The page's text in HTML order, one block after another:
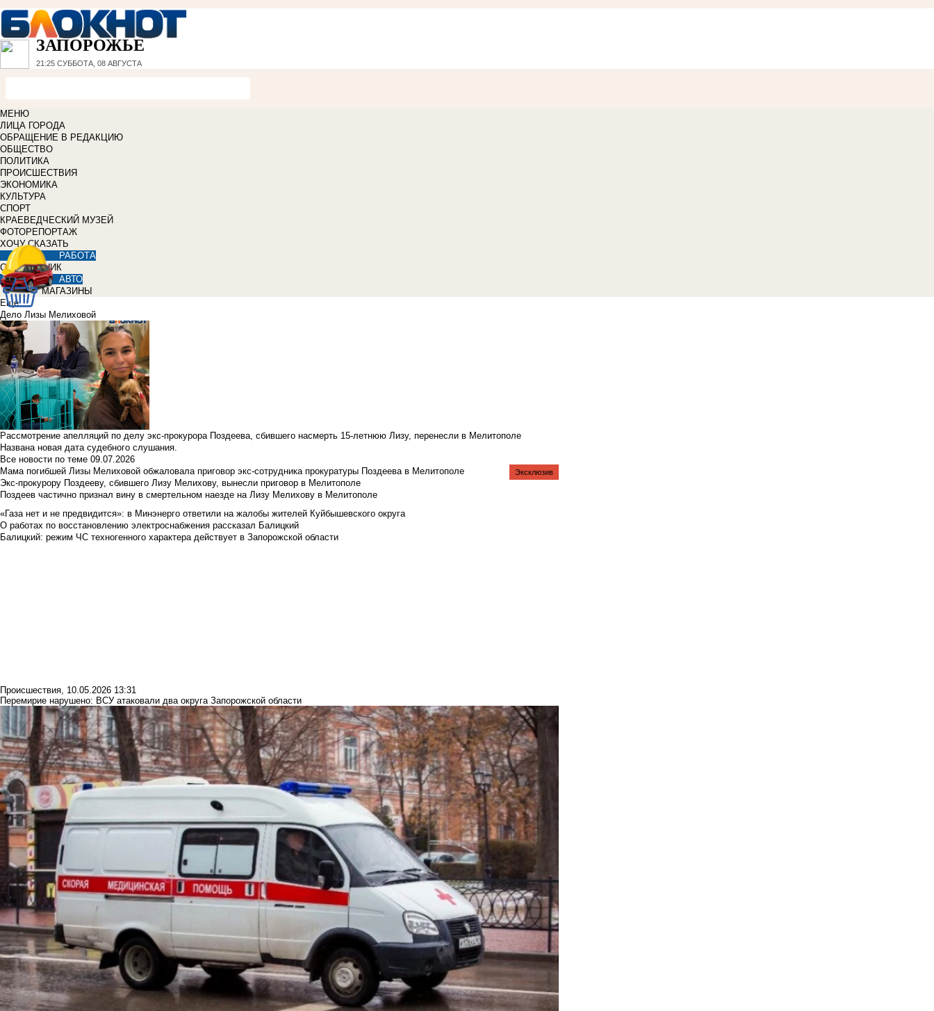
ЗАПОРОЖЬЕ
21:25 СУББОТА, 08 АВГУСТА
МЕНЮ
ЛИЦА ГОРОДА
ОБРАЩЕНИЕ В РЕДАКЦИЮ
ОБЩЕСТВО
ПОЛИТИКА
ПРОИСШЕСТВИЯ
ЭКОНОМИКА
КУЛЬТУРА
СПОРТ
КРАЕВЕДЧЕСКИЙ МУЗЕЙ
ФОТОРЕПОРТАЖ
ХОЧУ СКАЗАТЬ
РАБОТА
СПРАВОЧНИК
АВТО
МАГАЗИНЫ
Еще
Дело Лизы Мелиховой
Рассмотрение апелляций по делу экс-прокурора Поздеева, сбившего насмерть 15-летнюю Лизу, перенесли в Мелитополе
Названа новая дата судебного слушания.
Все новости по теме 09.07.2026
Мама погибшей Лизы Мелиховой обжаловала приговор экс-сотрудника прокуратуры Поздеева в Мелитополе
Экс-прокурору Поздееву, сбившего Лизу Мелихову, вынесли приговор в Мелитополе
Поздеев частично признал вину в смертельном наезде на Лизу Мелихову в Мелитополе
«Газа нет и не предвидится»: в Минэнерго ответили на жалобы жителей Куйбышевского округа
Эксклюзив
О работах по восстановлению электроснабжения рассказал Балицкий
Балицкий: режим ЧС техногенного характера действует в Запорожской области
Происшествия, 10.05.2026 13:31
Перемирие нарушено: ВСУ атаковали два округа Запорожской области